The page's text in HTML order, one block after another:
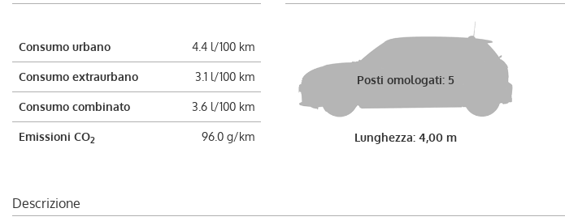
Consumo urbano 4.4 l/100 km
Consumo extraurbano 3.1 l/100 km
Consumo combinato 3.6 l/100 km
Emissioni CO2 96.0 g/km
Posti omologati: 5
Lunghezza: 4,00 m
Descrizione